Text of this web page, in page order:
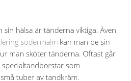
hälsa är tänderna viktiga. Även
södermalm kan man be sin
man sköter tänderna. Oftast går
som
tuber av tandkräm.